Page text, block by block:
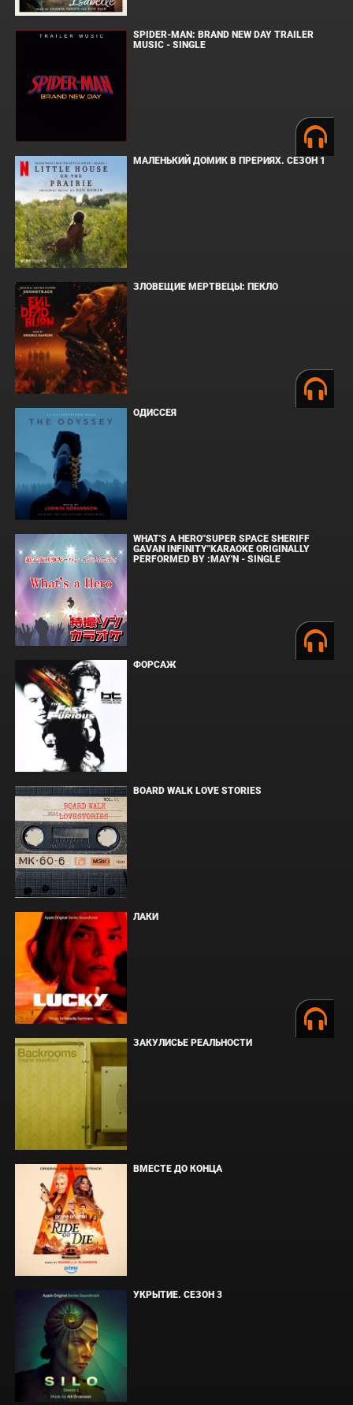
SPIDER-MAN: BRAND NEW DAY TRAILER
MUSIC - SINGLE
МАЛЕНЬКИЙ ДОМИК В ПРЕРИЯХ. СЕЗОН 1
ЗЛОВЕЩИЕ МЕРТВЕЦЫ: ПЕКЛО
ОДИССЕЯ
WHAT'S A HERO"SUPER SPACE SHERIFF
GAVAN INFINITY"KARAOKE ORIGINALLY
PERFORMED BY :MAY'N - SINGLE
ФОРСАЖ
BOARD WALK LOVE STORIES
ЛАКИ
ЗАКУЛИСЬЕ РЕАЛЬНОСТИ
ВМЕСТЕ ДО КОНЦА
УКРЫТИЕ. СЕЗОН 3